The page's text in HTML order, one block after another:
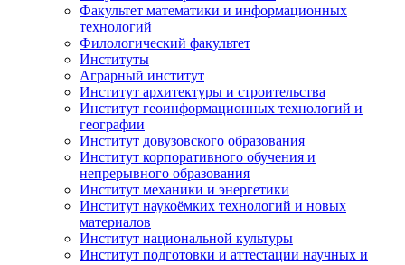
Факультет математики и информационных
технологий
Филологический факультет
Институты
Аграрный институт
Институт архитектуры и строительства
Институт геоинформационных технологий и
географии
Институт довузовского образования
Институт корпоративного обучения и
непрерывного образования
Институт механики и энергетики
Институт наукоёмких технологий и новых
материалов
Институт национальной культуры
Институт подготовки и аттестации научных и